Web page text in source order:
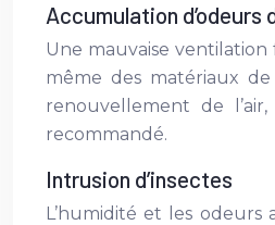
Accumulation d’odeurs
Une mauvaise ventilation
même des matériaux
renouvellement de
recommandé.
Intrusion d’insectes
L’humidité et les